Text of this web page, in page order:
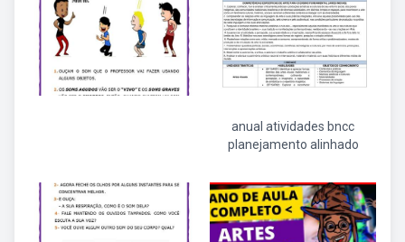
anual atividades bncc
planejamento alinhado